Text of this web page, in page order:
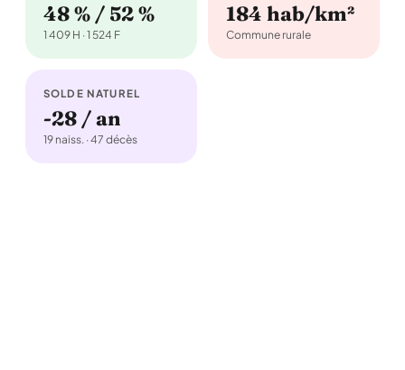
48 % / 52 %
1 409 H · 1 524 F
184 hab/km²
Commune rurale
SOLDE NATUREL
-28 / an
19 naiss. · 47 décès